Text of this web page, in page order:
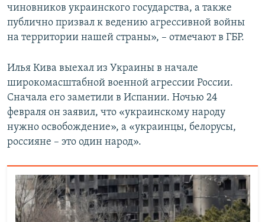
чиновников украинского государства, а также
публично призвал к ведению агрессивной войны
на территории нашей страны», – отмечают в ГБР.
Илья Кива выехал из Украины в начале
широкомасштабной военной агрессии России.
Сначала его заметили в Испании. Ночью 24
февраля он заявил, что «украинскому народу
нужно освобождение», а «украинцы, белорусы,
россияне – это один народ».